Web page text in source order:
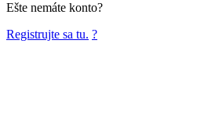
Ešte nemáte konto?
Registrujte sa tu. ?